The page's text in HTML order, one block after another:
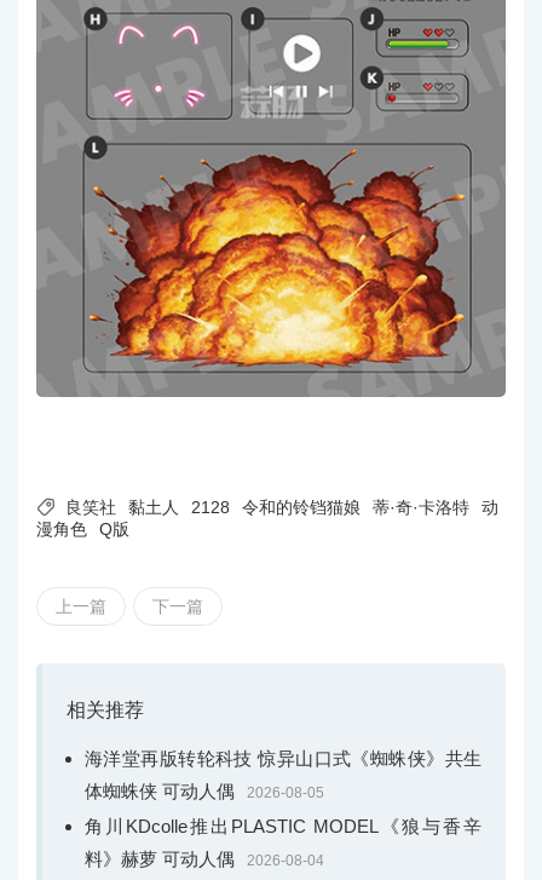
 良笑社 黏土人 2128 令和的铃铛猫娘 蒂·奇·卡洛特
动
漫角色
Q版
上一篇 下一篇
相关推荐
海洋堂再版转轮科技 惊异山口式《蜘蛛侠》共生
体蜘蛛侠 可动人偶
2026-08-05
角川KDcolle推出PLASTIC MODEL《狼与香辛
料》赫萝 可动人偶
2026-08-04